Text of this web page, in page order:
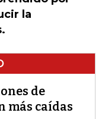
la
de
más caídas